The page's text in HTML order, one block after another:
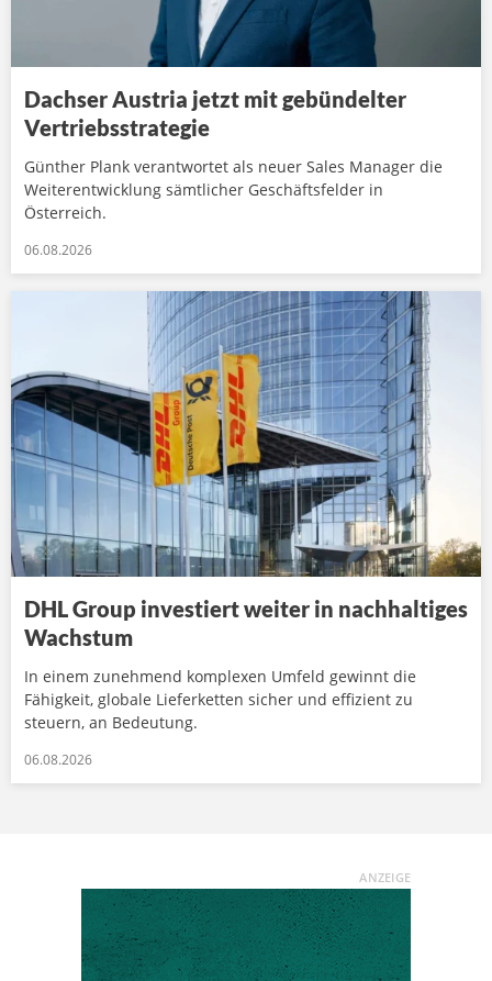
Dachser Austria jetzt mit gebündelter
Vertriebsstrategie
Günther Plank verantwortet als neuer Sales Manager die
Weiterentwicklung sämtlicher Geschäftsfelder in
Österreich.
06.08.2026
DHL Group investiert weiter in nachhaltiges
Wachstum
In einem zunehmend komplexen Umfeld gewinnt die
Fähigkeit, globale Lieferketten sicher und effizient zu
steuern, an Bedeutung.
06.08.2026
ANZEIGE